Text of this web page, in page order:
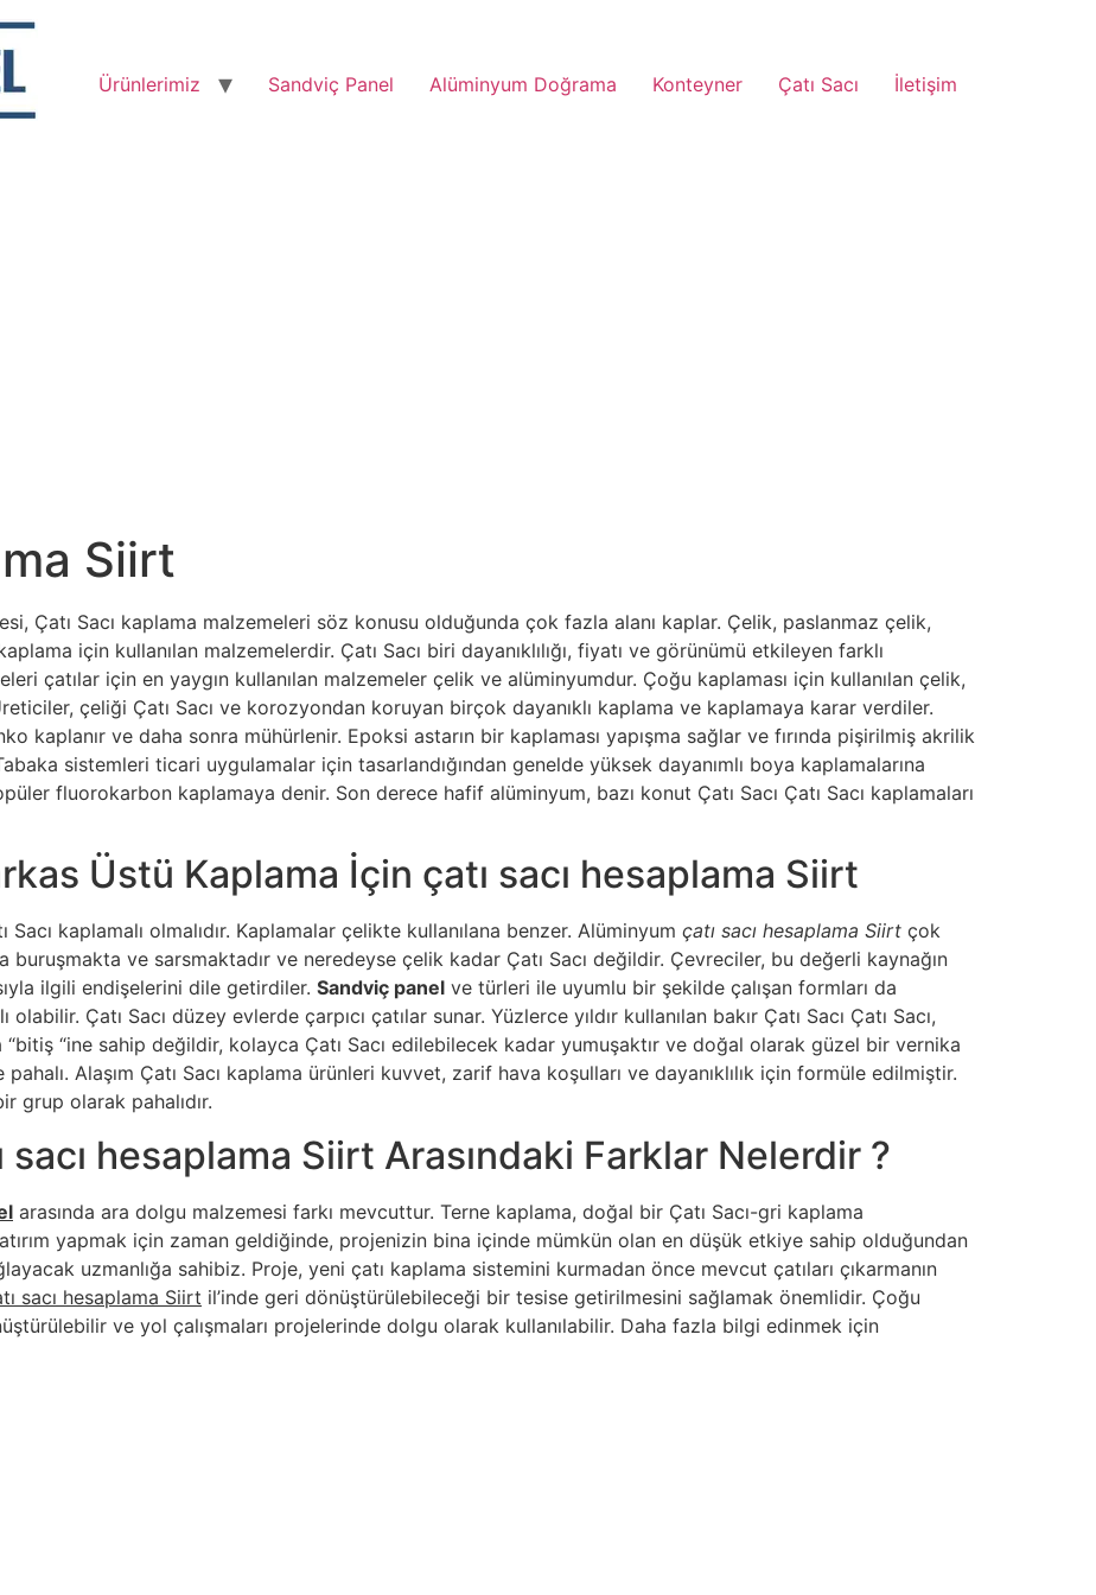
Ürünlerimiz Sandviç Panel Alüminyum Doğrama Konteyner Çatı Sacı İletişim
Siirt
Çatı Sacı kaplama malzemeleri söz konusu olduğunda çok fazla alanı kaplar. Çelik, paslanmaz çelik,
için kullanılan malzemelerdir. Çatı Sacı biri dayanıklılığı, fiyatı ve görünümü etkileyen farklı
çatılar için en yaygın kullanılan malzemeler çelik ve alüminyumdur. Çoğu kaplaması için kullanılan çelik,
çeliği Çatı Sacı ve korozyondan koruyan birçok dayanıklı kaplama ve kaplamaya karar verdiler.
kaplanır ve daha sonra mühürlenir. Epoksi astarın bir kaplaması yapışma sağlar ve fırında pişirilmiş akrilik
sistemleri ticari uygulamalar için tasarlandığından genelde yüksek dayanımlı boya kaplamalarına
fluorokarbon kaplamaya denir. Son derece hafif alüminyum, bazı konut Çatı Sacı Çatı Sacı kaplamaları
Üstü Kaplama İçin çatı sacı hesaplama Siirt
kaplamalı olmalıdır. Kaplamalar çelikte kullanılana benzer. Alüminyum çatı sacı hesaplama Siirt çok
ve sarsmaktadır ve neredeyse çelik kadar Çatı Sacı değildir. Çevreciler, bu değerli kaynağın
ilgili endişelerini dile getirdiler. Sandviç panel ve türleri ile uyumlu bir şekilde çalışan formları da
Çatı Sacı düzey evlerde çarpıcı çatılar sunar. Yüzlerce yıldır kullanılan bakır Çatı Sacı Çatı Sacı,
“bitiş “ine sahip değildir, kolayca Çatı Sacı edilebilecek kadar yumuşaktır ve doğal olarak güzel bir vernika
Alaşım Çatı Sacı kaplama ürünleri kuvvet, zarif hava koşulları ve dayanıklılık için formüle edilmiştir.
grup olarak pahalıdır.
hesaplama Siirt Arasındaki Farklar Nelerdir ?
arasında ara dolgu malzemesi farkı mevcuttur. Terne kaplama, doğal bir Çatı Sacı-gri kaplama
yapmak için zaman geldiğinde, projenizin bina içinde mümkün olan en düşük etkiye sahip olduğundan
uzmanlığa sahibiz. Proje, yeni çatı kaplama sistemini kurmadan önce mevcut çatıları çıkarmanın
sacı hesaplama Siirt il’inde geri dönüştürülebileceği bir tesise getirilmesini sağlamak önemlidir. Çoğu
ve yol çalışmaları projelerinde dolgu olarak kullanılabilir. Daha fazla bilgi edinmek için